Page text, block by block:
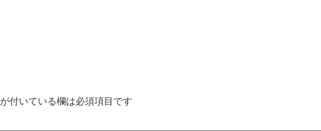
が付いている欄は必須項目です